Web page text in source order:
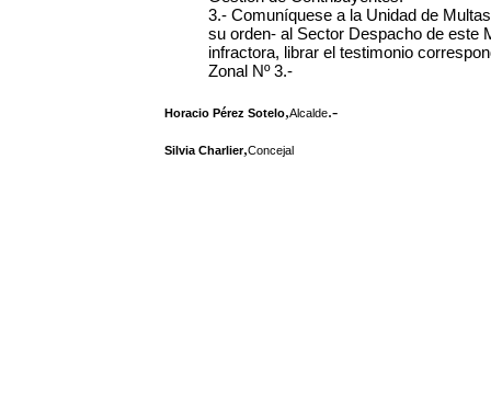
3.- Comuníquese a la Unidad de
su orden- al Sector Despacho de este
infractora, librar el testimonio
Zonal Nº 3.-
Horacio Pérez Sotelo,Alcalde.-
Silvia Charlier,Concejal